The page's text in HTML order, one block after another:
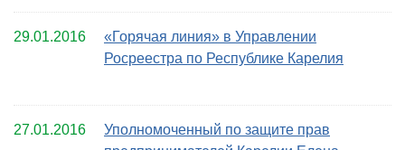
29.01.2016
«Горячая линия» в Управлении
Росреестра по Республике Карелия
27.01.2016
Уполномоченный по защите прав